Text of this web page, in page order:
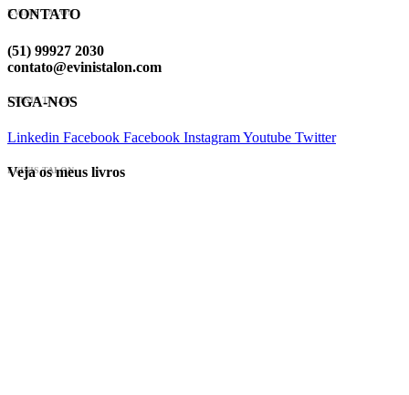
EVINIS TALON
CONTATO
(51) 99927 2030
contato@evinistalon.com
EVINIS TALON
SIGA-NOS
Linkedin Facebook Facebook InstagramYoutube Twitter
EVINIS TALON
Veja os meus livros